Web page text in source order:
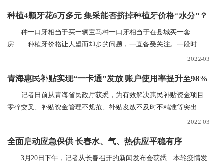
种植4颗牙花6万多元 集采能否挤掉种植牙价格“水分”？
种一口牙相当于买一辆宝马种一口牙相当于在县城买一套
房……种植牙价格让人望而却步的问题，一直备受关注。一段时间
2022-03
青海惠民补贴实现“一卡通”发放 账户使用率提升至98%
记者日前从青海省民政厅获悉，为有效解决惠民补贴资金项目
零碎交叉、补贴资金管理不规范、补贴发放不及时不精准等突出问
2022-03
全面启动应急保供 长春水、气、热供应平稳有序
3月20日下午，记者从长春召开的新闻发布会获悉，本轮疫情发